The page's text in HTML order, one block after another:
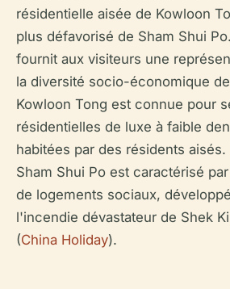
résidentielle aisée de Kowloon
plus défavorisé de Sham Shui
fournit aux visiteurs une
la diversité socio-économique
Kowloon Tong est connue pour
résidentielles de luxe à faible
habitées par des résidents aisés.
Sham Shui Po est caractérisé
de logements sociaux,
l'incendie dévastateur de Shek
(China Holiday).